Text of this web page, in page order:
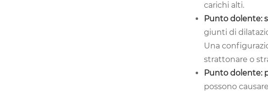
carichi alti.
Punto dolente:
giunti di
Una
strattonare o
Punto dolente:
possono